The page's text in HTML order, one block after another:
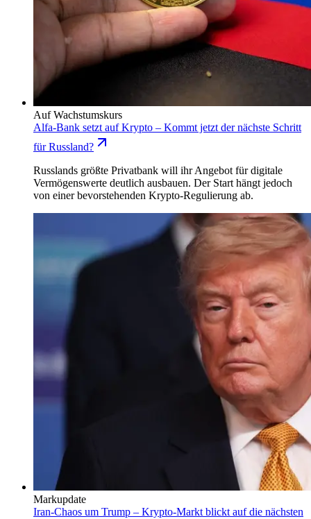
Auf Wachstumskurs
Alfa-Bank setzt auf Krypto – Kommt jetzt der nächste Schritt
für Russland?
Russlands größte Privatbank will ihr Angebot für digitale
Vermögenswerte deutlich ausbauen. Der Start hängt jedoch
von einer bevorstehenden Krypto-Regulierung ab.
Markupdate
Iran-Chaos um Trump – Krypto-Markt blickt auf die nächsten